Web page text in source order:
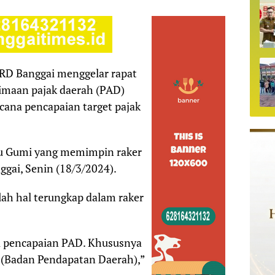
Banggai menggelar rapat
pajak daerah (PAD)
pencapaian target pajak
Gumi yang memimpin raker
Senin (18/3/2024).
hal terungkap dalam raker
PAD. Khususnya
Pendapatan Daerah),”